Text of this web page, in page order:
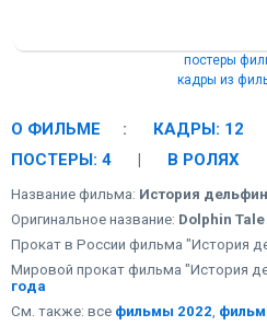
постеры
кадры из
О ФИЛЬМЕ : КАДРЫ: 12
ПОСТЕРЫ: 4
| В РОЛЯХ
Название фильма: История
Оригинальное название: Dolphin Tale
Прокат в России фильма "История
Мировой прокат фильма "История
года
См. также: все фильмы 2022